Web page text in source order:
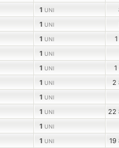
1 UNI
1 UNI
1 UNI
1 UNI
1 UNI
1 UNI 2
1 UNI
1 UNI 22
1 UNI
1 UNI 19